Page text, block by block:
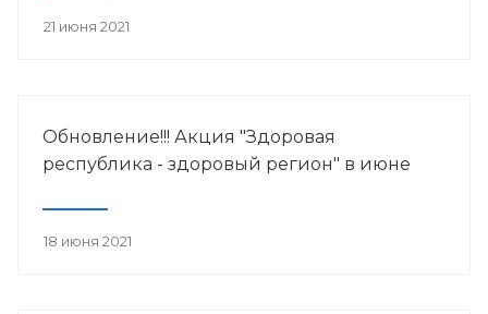
21 июня 2021
Обновление!!! Акция "Здоровая
республика - здоровый регион" в июне
18 июня 2021